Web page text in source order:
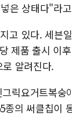
은 상태다"라
고 있다. 세븐
제품 출시 이
알려진다.
릭요거트복숭
의 써클칩이